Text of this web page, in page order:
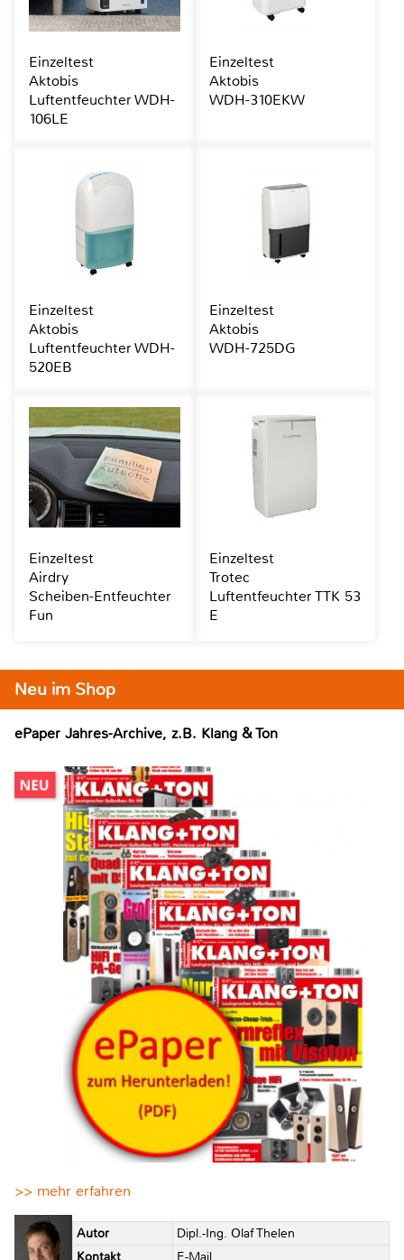
Neu im Shop
ePaper Jahres-Archive, z.B. Klang & Ton
>> mehr erfahren
Autor
Dipl.-Ing. Olaf Thelen
Einzeltest
Aktobis
Luftentfeuchter WDH-
106LE
Einzeltest
Aktobis
WDH-310EKW
Einzeltest
Aktobis
Luftentfeuchter WDH-
520EB
Einzeltest
Aktobis
WDH-725DG
Einzeltest
Airdry
Scheiben-Entfeuchter
Fun
Einzeltest
Trotec
Luftentfeuchter TTK 53
E